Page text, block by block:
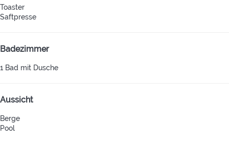
Toaster
Saftpresse
Badezimmer
1 Bad mit Dusche
Aussicht
Berge
Pool